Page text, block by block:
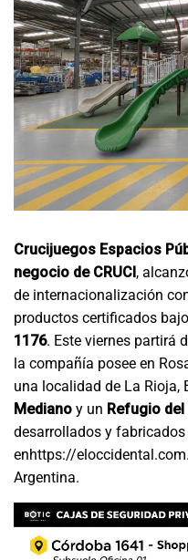
Crucijuegos Espacios
negocio de CRUCI ,
de internacionalización
productos certificados
1176. Este viernes partirá
la compañía posee en
una localidad de La Rioja,
Mediano y un Refugio
desarrollados y
enhttps://
Argentina.